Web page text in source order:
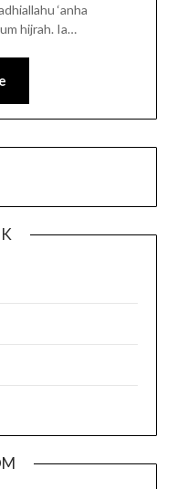
‘anha
hijrah. Ia…